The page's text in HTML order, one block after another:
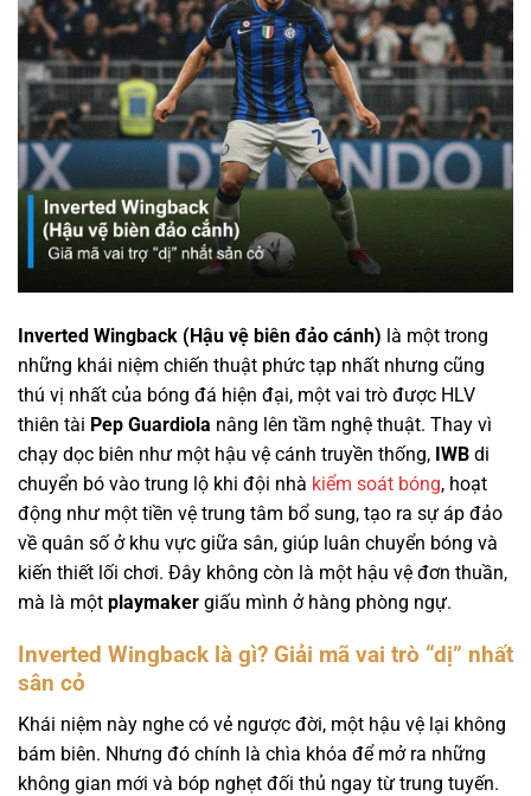
Inverted Wingback (Hậu vệ biên đảo cánh) là một trong
những khái niệm chiến thuật phức tạp nhất nhưng cũng
thú vị nhất của bóng đá hiện đại, một vai trò được HLV
thiên tài Pep Guardiola nâng lên tầm nghệ thuật. Thay vì
chạy dọc biên như một hậu vệ cánh truyền thống, IWB di
chuyển bó vào trung lộ khi đội nhà kiểm soát bóng, hoạt
động như một tiền vệ trung tâm bổ sung, tạo ra sự áp đảo
về quân số ở khu vực giữa sân, giúp luân chuyển bóng và
kiến thiết lối chơi. Đây không còn là một hậu vệ đơn thuần,
mà là một playmaker giấu mình ở hàng phòng ngự.
Inverted Wingback là gì? Giải mã vai trò “dị” nhất
sân cỏ
Khái niệm này nghe có vẻ ngược đời, một hậu vệ lại không
bám biên. Nhưng đó chính là chìa khóa để mở ra những
không gian mới và bóp nghẹt đối thủ ngay từ trung tuyến.